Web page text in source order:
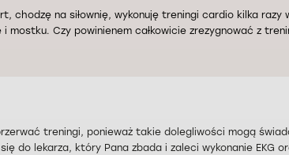
chodzę na siłownię, wykonuję treningi cardio kilka
mostku. Czy powinienem całkowicie zrezygnować z
treningi, ponieważ takie dolegliwości mogą
do lekarza, który Pana zbada i zaleci wykonanie EKG